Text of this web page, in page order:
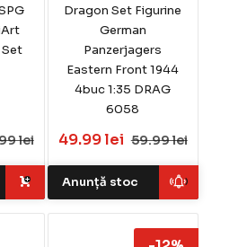
lei
Dragon Set Figurine
German
Panzerjagers
Eastern Front 1944
4buc 1:35 DRAG
6058
49.99 lei 59.99 lei
Anunță stoc